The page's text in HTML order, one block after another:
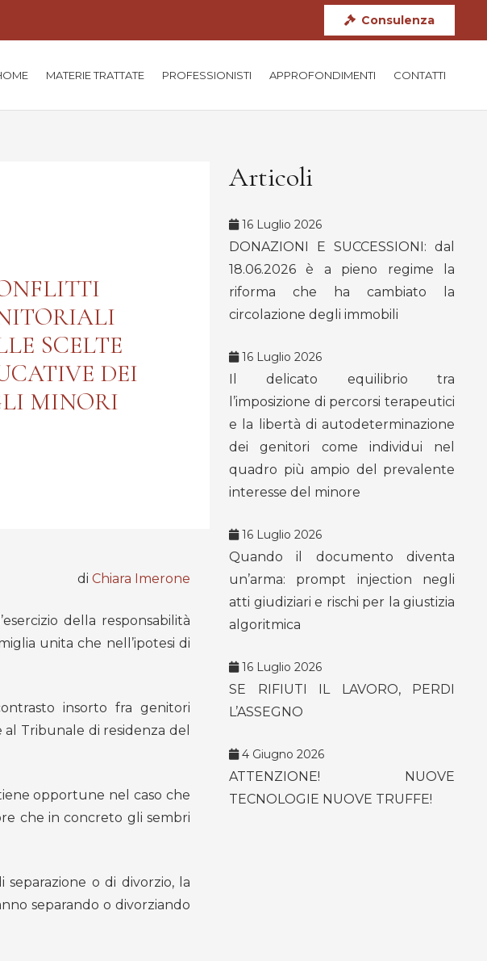
Consulenza
MATERIE TRATTATE PROFESSIONISTI APPROFONDIMENTI CONTATTI
SCELTE
DEI
MINORI
di Chiara Imerone
della responsabilità
unita che nell’ipotesi di
insorto fra genitori
Tribunale di residenza del
opportune nel caso che
che in concreto gli sembri
o di divorzio, la
separando o divorziando
Articoli
16 Luglio 2026
DONAZIONI E SUCCESSIONI: dal
18.06.2026 è a pieno regime la
riforma che ha cambiato la
circolazione degli immobili
16 Luglio 2026
Il delicato equilibrio tra
l’imposizione di percorsi terapeutici
e la libertà di autodeterminazione
dei genitori come individui nel
quadro più ampio del prevalente
interesse del minore
16 Luglio 2026
Quando il documento diventa
un’arma: prompt injection negli
atti giudiziari e rischi per la giustizia
algoritmica
16 Luglio 2026
SE RIFIUTI IL LAVORO, PERDI
L’ASSEGNO
4 Giugno 2026
ATTENZIONE! NUOVE
TECNOLOGIE NUOVE TRUFFE!